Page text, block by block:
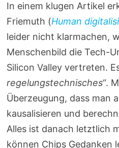
In einem klugen Artikel
Friemuth (Human
leider nicht klarmachen,
Menschenbild die Tech-
Silicon Valley vertreten.
regelungstechnisches“.
Überzeugung, dass man
kausalisieren und
Alles ist danach letztlich
können Chips Gedanken